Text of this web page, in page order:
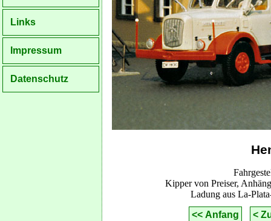
Links
Impressum
Datenschutz
Kipper von Preiser,
Ladung aus La-
<< Anfang
<